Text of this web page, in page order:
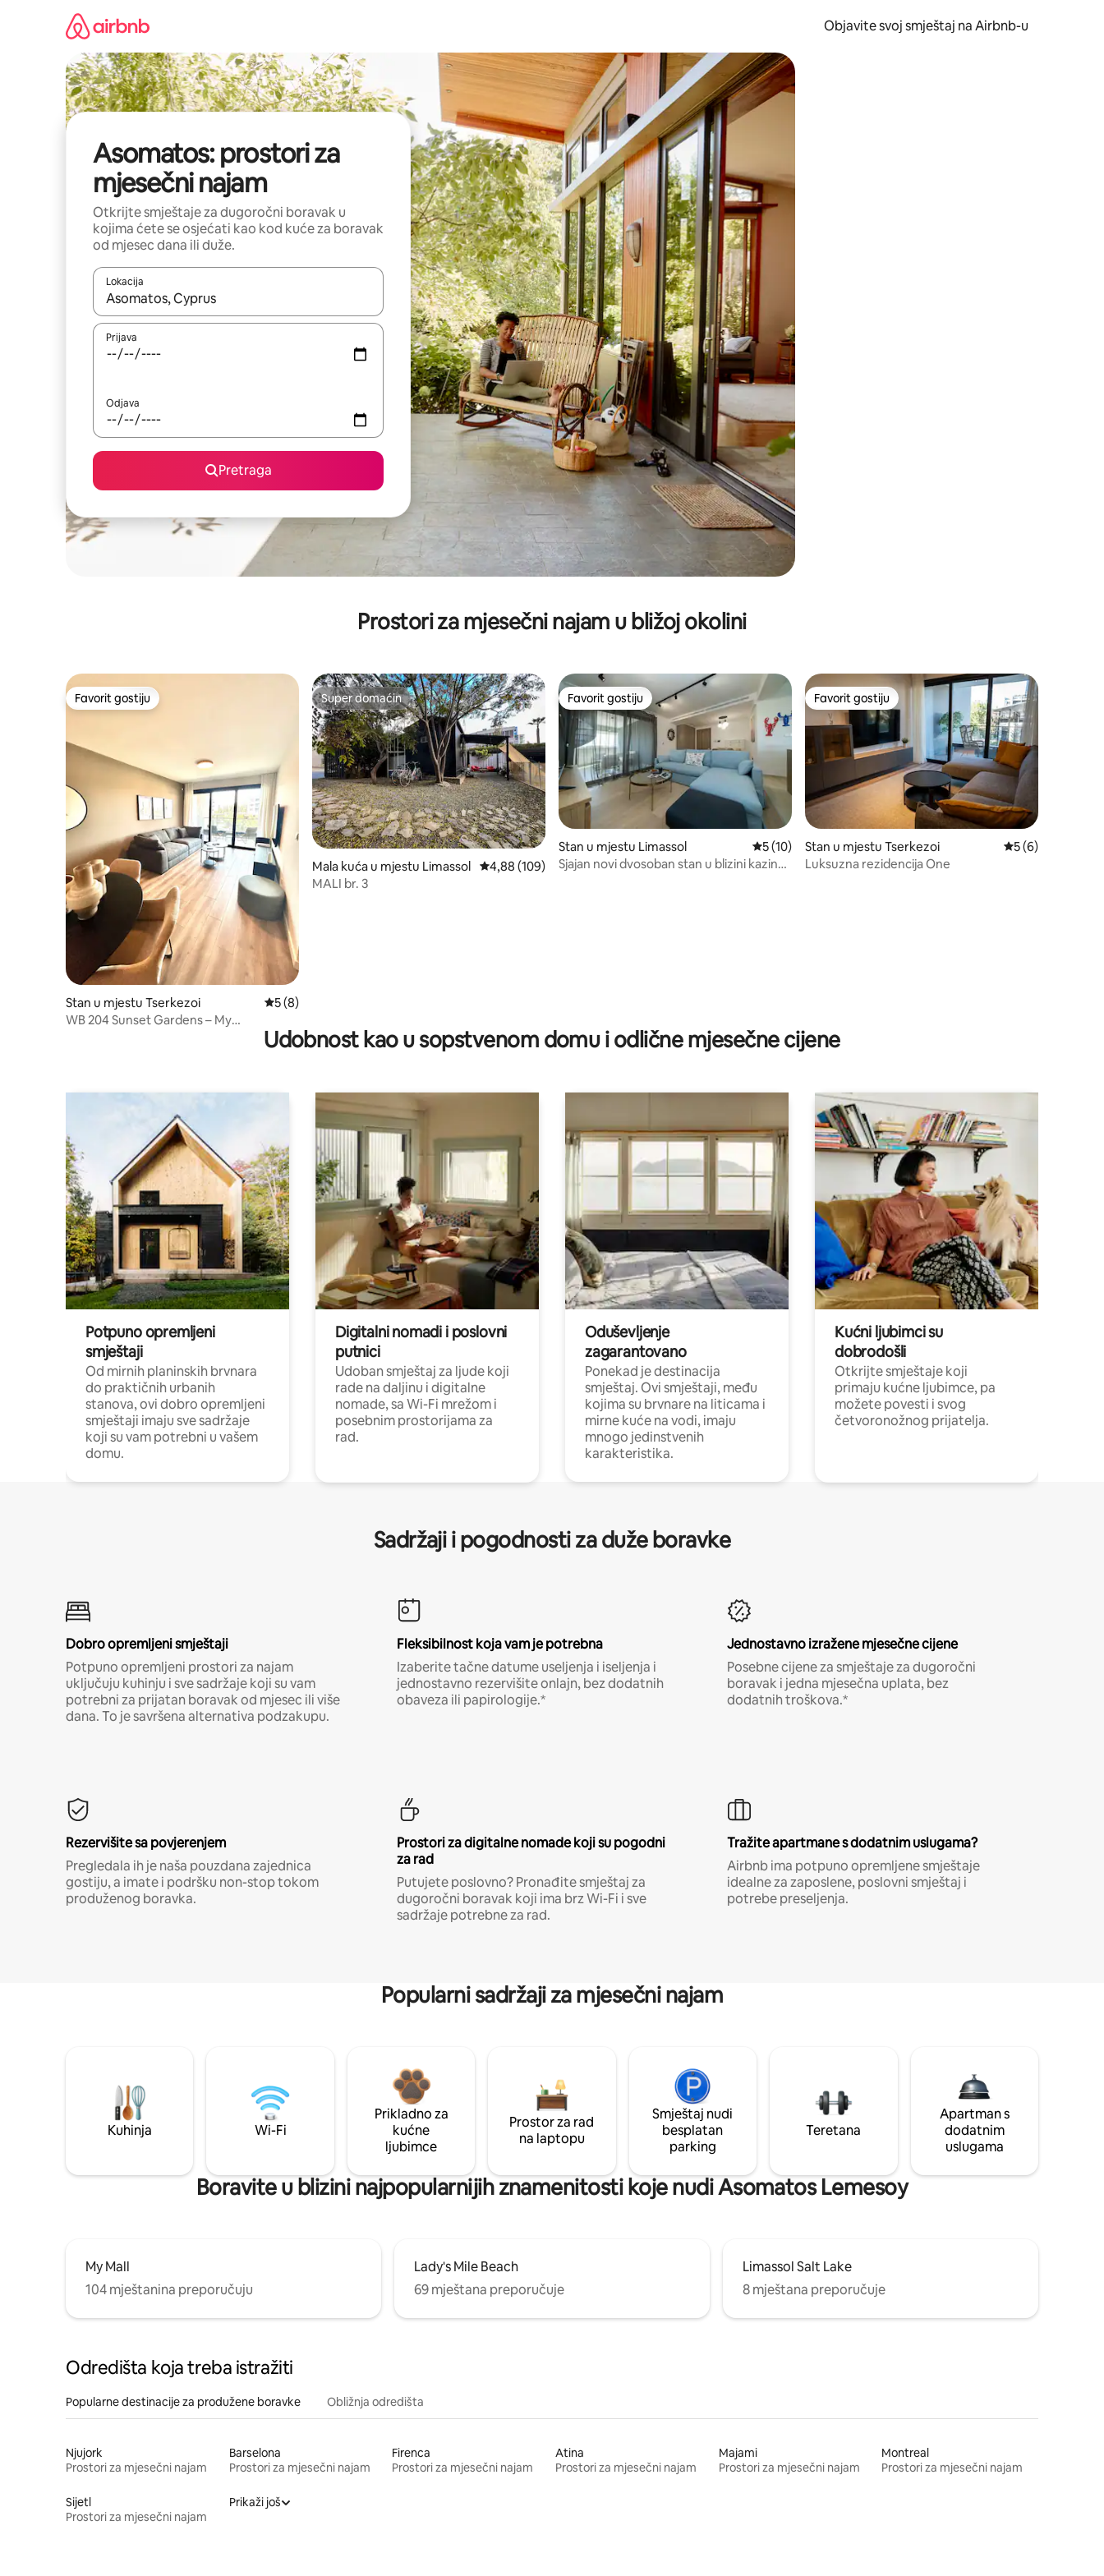
Objavite svoj smještaj na Airbnb-u
Asomatos: prostori za
mjesečni najam
Otkrijte smještaje za dugoročni boravak u
kojima ćete se osjećati kao kod kuće za boravak
od mjesec dana ili duže.
Lokacija
Kad su rezultati dostupni, možete da se krećete kroz njih pomoću strelica nagore i nadolje, kao i da ih istražujte dodirom ili prevlačenjem.
Prijava
Odjava
Pretraga
Prostori za mjesečni najam u bližoj okolini
Favorit gostiju
Favorit gostiju
Stan u mjestu Tserkezoi prosječna ocjena 5 od 5, recenzija: 8
5 (8)
WB 204 Sunset Gardens – My
Super domaćin
Super domaćin
Mala kuća u mjestu Limassol prosječna ocjena 4,88 od 5, recenzija: 109
4,88 (109)
MALI br. 3
Favorit gostiju
Favorit gostiju
Stan u mjestu Limassol prosječna ocjena 5 od 5, recenzija: 10
5 (10)
Sjajan novi dvosoban stan u blizini kazina,
Favorit gostiju
Favorit gostiju
Stan u mjestu Tserkezoi prosječna ocjena
5 (6)
Luksuzna rezidencija One
Udobnost kao u sopstvenom domu i odlične mjesečne cijene
Potpuno opremljeni
smještaji
Od mirnih planinskih brvnara
do praktičnih urbanih
stanova, ovi dobro opremljeni
smještaji imaju sve sadržaje
koji su vam potrebni u vašem
domu.
Digitalni nomadi i poslovni
putnici
Udoban smještaj za ljude koji
rade na daljinu i digitalne
nomade, sa Wi-Fi mrežom i
posebnim prostorijama za
rad.
Oduševljenje
zagarantovano
Ponekad je destinacija
smještaj. Ovi smještaji, među
kojima su brvnare na liticama i
mirne kuće na vodi, imaju
mnogo jedinstvenih
karakteristika.
Kućni ljubimci su
dobrodošli
Otkrijte smještaje koji
primaju kućne ljubimce, pa
možete povesti i svog
četvoronožnog prijatelja.
Sadržaji i pogodnosti za duže boravke
Dobro opremljeni smještaji
Potpuno opremljeni prostori za najam
uključuju kuhinju i sve sadržaje koji su vam
potrebni za prijatan boravak od mjesec ili više
dana. To je savršena alternativa podzakupu.
Fleksibilnost koja vam je potrebna
Izaberite tačne datume useljenja i iseljenja i
jednostavno rezervišite onlajn, bez dodatnih
obaveza ili papirologije.*
Jednostavno izražene mjesečne cijene
Posebne cijene za smještaje za dugoročni
boravak i jedna mjesečna uplata, bez
dodatnih troškova.*
Rezervišite sa povjerenjem
Pregledala ih je naša pouzdana zajednica
gostiju, a imate i podršku non-stop tokom
produženog boravka.
Prostori za digitalne nomade koji su pogodni
za rad
Putujete poslovno? Pronađite smještaj za
dugoročni boravak koji ima brz Wi-Fi i sve
sadržaje potrebne za rad.
Tražite apartmane s dodatnim uslugama?
Airbnb ima potpuno opremljene smještaje
idealne za zaposlene, poslovni smještaj i
potrebe preseljenja.
Popularni sadržaji za mjesečni najam
Kuhinja Wi-Fi
Prikladno za
kućne
ljubimce
Prostor za rad
na laptopu
Smještaj nudi
besplatan
parking
Teretana
Apartman s
dodatnim
uslugama
Boravite u blizini najpopularnijih znamenitosti koje nudi Asomatos Lemesoy
My Mall
104 mještanina preporučuju
Lady's Mile Beach
69 mještana preporučuje
Limassol Salt Lake
8 mještana preporučuje
Odredišta koja treba istražiti
Popularne destinacije za produžene boravke Obližnja odredišta
Njujork
Prostori za mjesečni najam
Barselona
Prostori za mjesečni najam
Firenca
Prostori za mjesečni najam
Atina
Prostori za mjesečni najam
Majami
Prostori za mjesečni najam
Montreal
Prostori za mjesečni najam
Sijetl
Prostori za mjesečni najam
Prikaži još